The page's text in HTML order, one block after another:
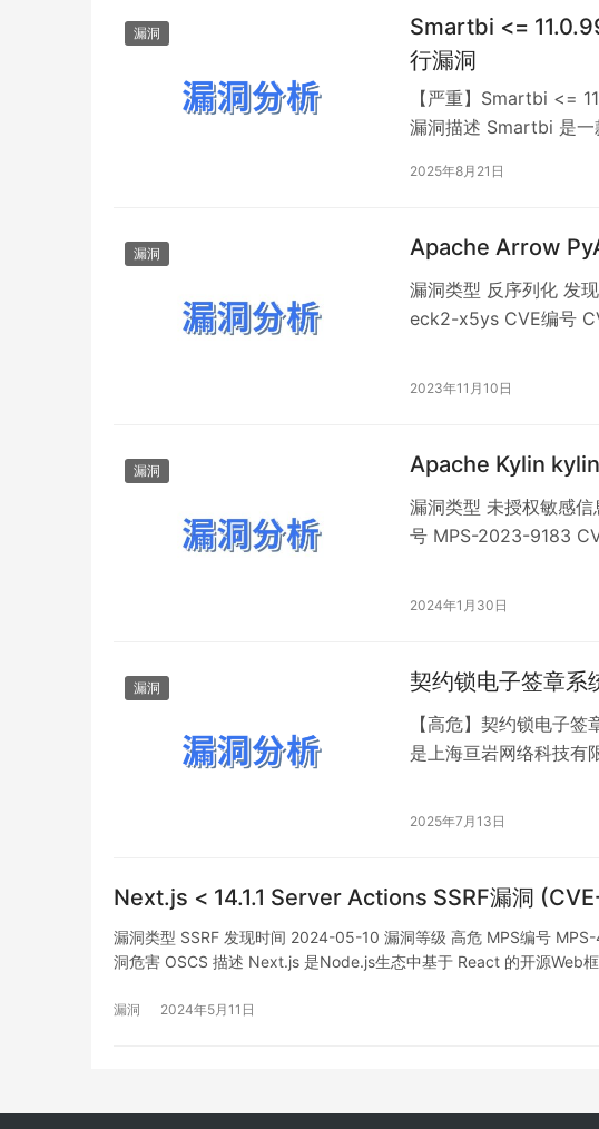
漏洞
Smartbi <=
行漏洞
【严重】Smartbi <=
漏洞描述 Smartbi 是一
缺陷，未授权的攻击
2025年8月21日
漏洞 Apache Arrow
漏洞类型 反序列化 发
eck2-x5ys CVE编号
Python库，为Apache
2023年11月10日
漏洞 Apache Kylin
漏洞类型 未授权敏感
号 MPS-2023-9183
2024年1月30日
漏洞 契约锁电子签章
【高危】契约锁电子
是上海亘岩网络科技有
缩包内的文件名进行
2025年7月13日
Next.js < 14.1.1 Server Actions SSRF漏洞
漏洞类型 SSRF 发现时间 2024-05-10 漏洞等级 高危 MPS编号
洞危害 OSCS 描述 Next.js 是Node.js生态中基于 React 的开源Web
漏洞 2024年5月11日